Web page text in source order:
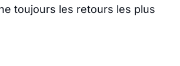
toujours les retours les plus